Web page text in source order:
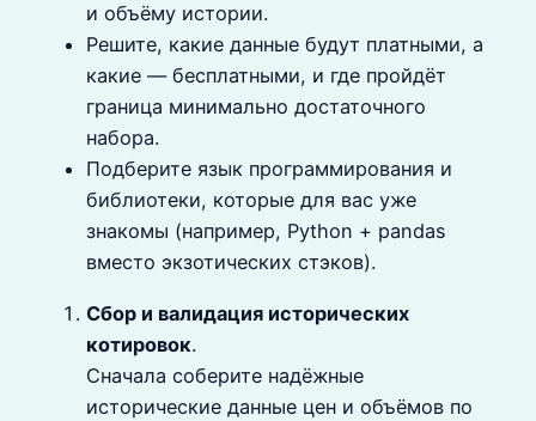
и объёму истории.
Решите, какие данные будут платными, а
какие — бесплатными, и где пройдёт
граница минимально достаточного
набора.
Подберите язык программирования и
библиотеки, которые для вас уже
знакомы (например, Python + pandas
вместо экзотических стэков).
Сбор и валидация исторических
котировок.
Сначала соберите надёжные
исторические данные цен и объёмов по